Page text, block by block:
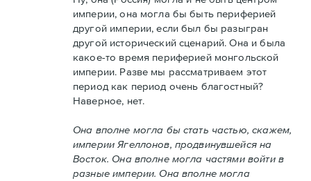
империи, она могла бы быть периферией
другой империи, если был бы разыгран
другой исторический сценарий. Она и была
какое-то время периферией монгольской
империи. Разве мы рассматриваем этот
период как период очень благостный?
Наверное, нет.
Она вполне могла бы стать частью, скажем,
империи Ягеллонов, продвинувшейся на
Восток. Она вполне могла частями войти в
разные империи. Она вполне могла